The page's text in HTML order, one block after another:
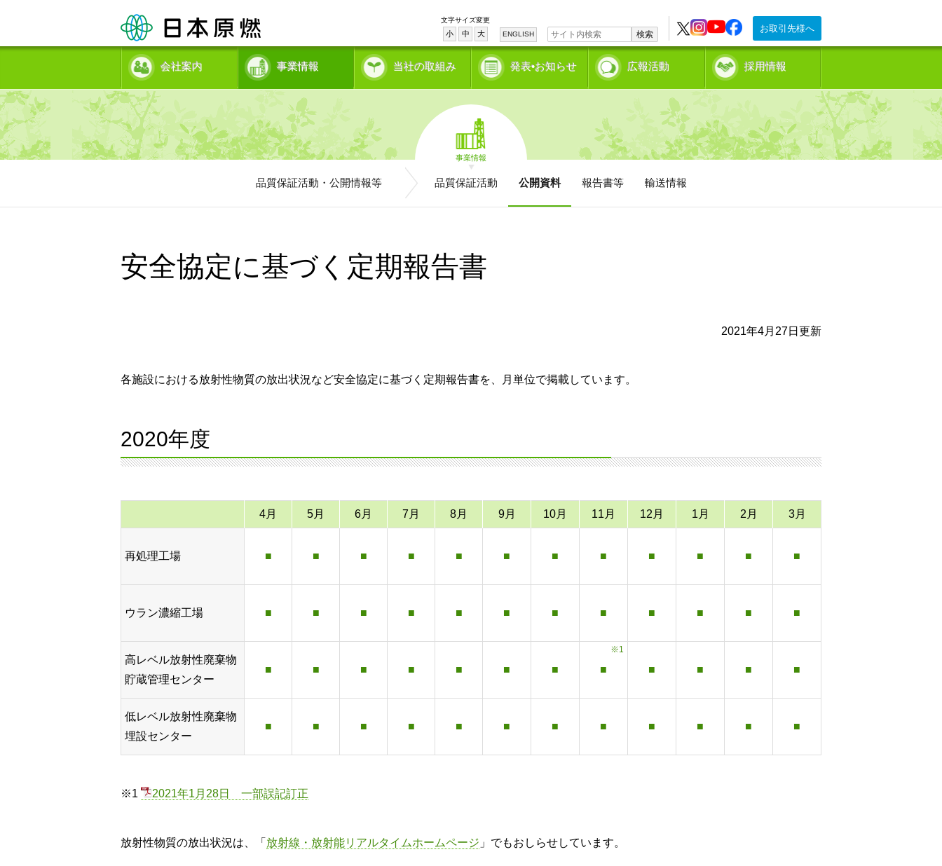
お取引先様へ
検索
文字サイズ変更
小 中 大 ENGLISH
会社案内 事業情報 当社の取組み 発表•お知らせ 広報活動 採用情報
事業情報
品質保証活動・公開情報等 品質保証活動 公開資料 報告書等 輸送情報
安全協定に基づく定期報告書
2021年4月27日更新
各施設における放射性物質の放出状況など安全協定に基づく定期報告書を、月単位で掲載しています。
2020年度
4月 5月 6月 7月 8月 9月 10月 11月 12月 1月 2月 3月
再処理工場 ■ ■ ■ ■ ■ ■ ■ ■ ■ ■ ■ ■
ウラン濃縮工場 ■ ■ ■ ■ ■ ■ ■ ■ ■ ■ ■ ■
高レベル放射性廃棄物
貯蔵管理センター
■ ■ ■ ■ ■ ■ ■ ■
※1
■ ■ ■ ■
低レベル放射性廃棄物
埋設センター
■ ■ ■ ■ ■ ■ ■ ■ ■ ■ ■ ■
※1 2021年1月28日 一部誤記訂正
放射性物質の放出状況は、「 放射線・放射能リアルタイムホームページ 」でもおしらせしています。